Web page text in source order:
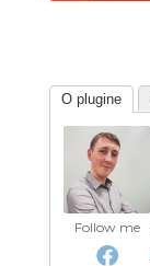
O plugine
Follow me